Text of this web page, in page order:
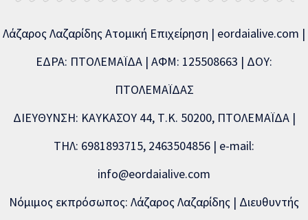
Λάζαρος Λαζαρίδης Ατομική Επιχείρηση | eordaialive.com |
ΕΔΡΑ: ΠΤΟΛΕΜΑΪΔΑ | ΑΦΜ: 125508663 | ΔΟΥ:
ΠΤΟΛΕΜΑΪΔΑΣ
ΔΙΕΥΘΥΝΣΗ: ΚΑΥΚΑΣΟΥ 44, Τ.Κ. 50200, ΠΤΟΛΕΜΑΪΔΑ |
ΤΗΛ: 6981893715, 2463504856 | e-mail:
info@eordaialive.com
Νόμιμος εκπρόσωπος: Λάζαρος Λαζαρίδης | Διευθυντής